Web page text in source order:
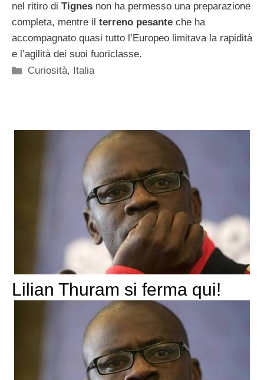
nel ritiro di Tignes non ha permesso una preparazione
completa, mentre il terreno pesante che ha
accompagnato quasi tutto l’Europeo limitava la rapidità
e l’agilità dei suoi fuoriclasse.
Categorie
Curiosità, Italia
Lilian Thuram si ferma qui!